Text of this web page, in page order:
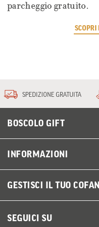
parcheggio gratuito.
SCOPRI
SPEDIZIONE GRATUITA
BOSCOLO GIFT
INFORMAZIONI
GESTISCI IL TUO
SEGUICI SU